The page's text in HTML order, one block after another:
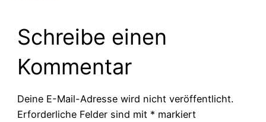
Schreibe einen
Kommentar
Deine E-Mail-Adresse wird nicht veröffentlicht.
Erforderliche Felder sind mit * markiert